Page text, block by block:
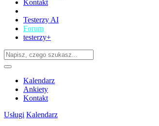
Kontakt
Testerzy AI
Forum
testerzy+
Kalendarz
Ankiety
Kontakt
Usługi Kalendarz